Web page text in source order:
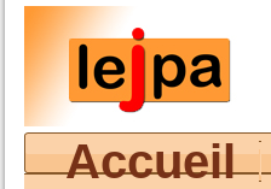
Accueil